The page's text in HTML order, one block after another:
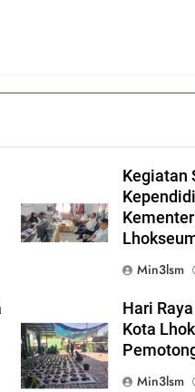
Kegiatan
Min3lsm
Hari
Kota
Min3lsm